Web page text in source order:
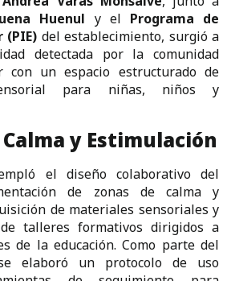
Huenul y el Programa de
(PIE) del establecimiento, surgió a
detectada por la comunidad
con un espacio estructurado de
para niñas, niños y
y Estimulación
el diseño colaborativo del
de zonas de calma y
de materiales sensoriales y
de talleres formativos dirigidos a
de la educación. Como parte del
elaboró un protocolo de uso